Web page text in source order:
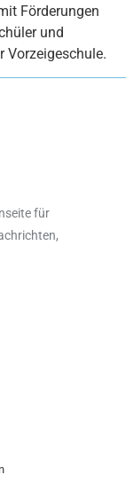
Förderungen
und
Vorzeigeschule.
für